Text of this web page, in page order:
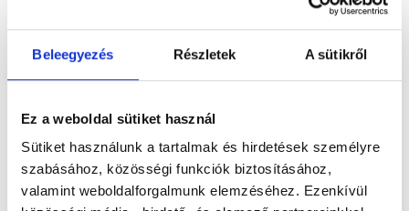
Beleegyezés Részletek A sütikről
Ez a weboldal sütiket használ
Sütiket használunk a tartalmak és hirdetések személyre
szabásához, közösségi funkciók biztosításához,
valamint weboldalforgalmunk elemzéséhez. Ezenkívül
Cim módosítás
Nincs más teendőd, mint rögzíteni a szállítási címeidet (a
szállítási területünkön belül) a “Címek” menüben. Ezután
pedig a “Naptáram” menüben beállíthatod az adott napon
hova kéred a szállításod.